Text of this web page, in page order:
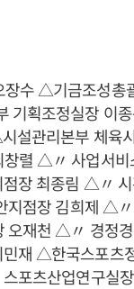
수 △기금조성총
기획조정실장 이
설관리본부 체육
렬 △〃 사업서
장 최종림 △〃
점장 김희제 △
오재천 △〃 경정
재 △한국스포츠
포츠산업연구실